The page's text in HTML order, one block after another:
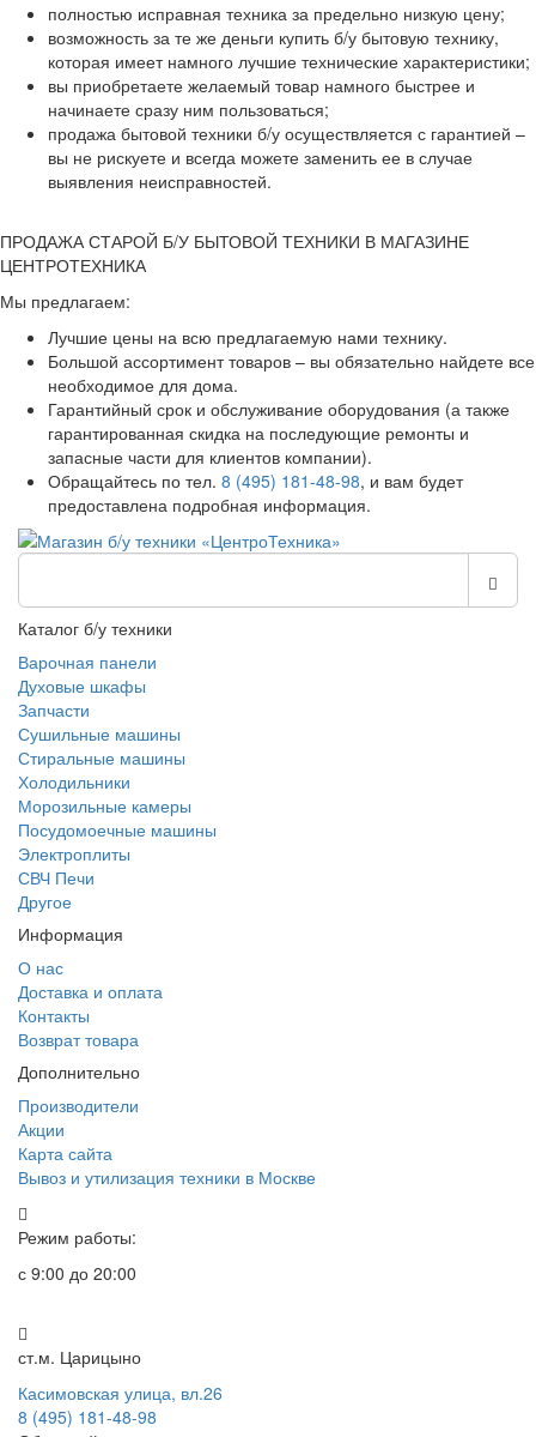
полностью исправная техника за предельно низкую цену;
возможность за те же деньги купить б/у бытовую технику,
которая имеет намного лучшие технические характеристики;
вы приобретаете желаемый товар намного быстрее и
начинаете сразу ним пользоваться;
продажа бытовой техники б/у осуществляется с гарантией –
вы не рискуете и всегда можете заменить ее в случае
выявления неисправностей.
ПРОДАЖА СТАРОЙ Б/У БЫТОВОЙ ТЕХНИКИ В МАГАЗИНЕ
ЦЕНТРОТЕХНИКА
Мы предлагаем:
Лучшие цены на всю предлагаемую нами технику.
Большой ассортимент товаров – вы обязательно найдете все
необходимое для дома.
Гарантийный срок и обслуживание оборудования (а также
гарантированная скидка на последующие ремонты и
запасные части для клиентов компании).
Обращайтесь по тел. 8 (495) 181-48-98, и вам будет
предоставлена подробная информация.
Каталог б/у техники
Варочная панели
Духовые шкафы
Запчасти
Сушильные машины
Стиральные машины
Холодильники
Морозильные камеры
Посудомоечные машины
Электроплиты
СВЧ Печи
Другое
Информация
О нас
Доставка и оплата
Контакты
Возврат товара
Дополнительно
Производители
Акции
Карта сайта
Вывоз и утилизация техники в Москве
Режим работы:
с 9:00 до 20:00
ст.м. Царицыно
Касимовская улица, вл.26
8 (495) 181-48-98